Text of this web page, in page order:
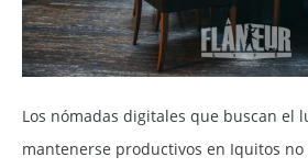
Los nómadas digitales que buscan el
mantenerse productivos en Iquitos